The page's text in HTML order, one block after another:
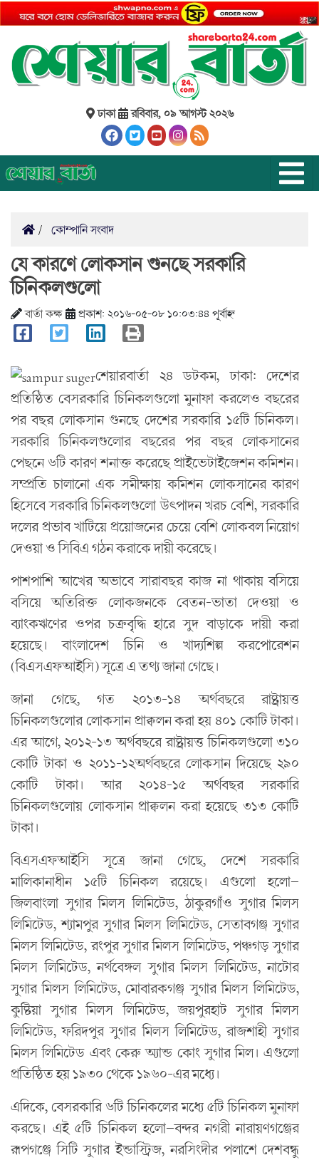
ঢাকা রবিবার, ০৯ আগস্ট ২০২৬
কোম্পানি সংবাদ
যে কারণে লোকসান গুনছে সরকারি
চিনিকলগুলো
বার্তা কক্ষ প্রকাশ: ২০১৬-০৫-০৮ ১০:০৩:৪৪ পূর্বাহ্ন
শেয়ারবার্তা ২৪ ডটকম, ঢাকা: দেশের
প্রতিষ্ঠিত বেসরকারি চিনিকলগুলো মুনাফা করলেও বছরের
পর বছর লোকসান গুনছে দেশের সরকারি ১৫টি চিনিকল।
সরকারি চিনিকলগুলোর বছরের পর বছর লোকসানের
পেছনে ৬টি কারণ শনাক্ত করেছে প্রাইভেটাইজেশন কমিশন।
সম্প্রতি চালানো এক সমীক্ষায় কমিশন লোকসানের কারণ
হিসেবে সরকারি চিনিকলগুলো উৎপাদন খরচ বেশি, সরকারি
দলের প্রভাব খাটিয়ে প্রয়োজনের চেয়ে বেশি লোকবল নিয়োগ
দেওয়া ও সিবিএ গঠন করাকে দায়ী করেছে।
পাশপাশি আখের অভাবে সারাবছর কাজ না থাকায় বসিয়ে
বসিয়ে অতিরিক্ত লোকজনকে বেতন-ভাতা দেওয়া ও
ব্যাংকঋণের ওপর চক্রবৃদ্ধি হারে সুদ বাড়াকে দায়ী করা
হয়েছে। বাংলাদেশ চিনি ও খাদ্যশিল্প করপোরেশন
(বিএসএফআইসি) সূত্রে এ তথ্য জানা গেছে।
জানা গেছে, গত ২০১৩-১৪ অর্থবছরে রাষ্ট্রায়ত্ত
চিনিকলগুলোর লোকসান প্রাক্কলন করা হয় ৪০১ কোটি টাকা।
এর আগে, ২০১২-১৩ অর্থবছরে রাষ্ট্রায়ত্ত চিনিকলগুলো ৩১০
কোটি টাকা ও ২০১১-১২অর্থবছরে লোকসান দিয়েছে ২৯০
কোটি টাকা। আর ২০১৪-১৫ অর্থবছর সরকারি
চিনিকলগুলোয় লোকসান প্রাক্কলন করা হয়েছে ৩১৩ কোটি
টাকা।
বিএসএফআইসি সূত্রে জানা গেছে, দেশে সরকারি
মালিকানাধীন ১৫টি চিনিকল রয়েছে। এগুলো হলো—
জিলবাংলা সুগার মিলস লিমিটেড, ঠাকুরগাঁও সুগার মিলস
লিমিটেড, শ্যামপুর সুগার মিলস লিমিটেড, সেতাবগঞ্জ সুগার
মিলস লিমিটেড, রংপুর সুগার মিলস লিমিটেড, পঞ্চগড় সুগার
মিলস লিমিটেড, নর্থবেঙ্গল সুগার মিলস লিমিটেড, নাটোর
সুগার মিলস লিমিটেড, মোবারকগঞ্জ সুগার মিলস লিমিটেড,
কুষ্টিয়া সুগার মিলস লিমিটেড, জয়পুরহাট সুগার মিলস
লিমিটেড, ফরিদপুর সুগার মিলস লিমিটেড, রাজশাহী সুগার
মিলস লিমিটেড এবং কেরু অ্যান্ড কোং সুগার মিল। এগুলো
প্রতিষ্ঠিত হয় ১৯৩০ থেকে ১৯৬০-এর মধ্যে।
এদিকে, বেসরকারি ৬টি চিনিকলের মধ্যে ৫টি চিনিকল মুনাফা
করছে। এই ৫টি চিনিকল হলো—বন্দর নগরী নারায়ণগঞ্জের
রূপগঞ্জে সিটি সুগার ইন্ডাস্ট্রিজ, নরসিংদীর পলাশে দেশবন্ধু